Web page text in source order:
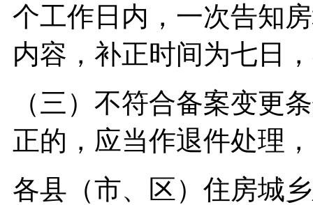
个工作日内，一次告知
内容，补正时间为七日
（三）不符合备案变更
正的，应当作退件处理
各县（市、区）住房城